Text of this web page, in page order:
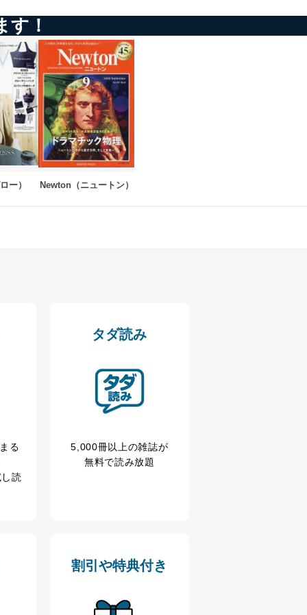
を設定しています。
続的に改善し、常に最良
までご連絡ください。
セス・利用・提供・管理
す！
ー） Newton（ニュートン）
る
読
タダ読み
5,000冊以上の雑誌が
無料で読み放題
割引や特典付き